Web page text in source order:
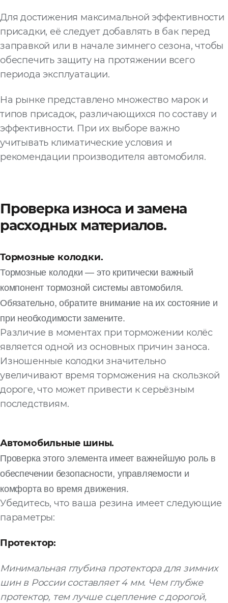
Для достижения максимальной эффективности
присадки, её следует добавлять в бак перед
заправкой или в начале зимнего сезона, чтобы
обеспечить защиту на протяжении всего
периода эксплуатации.
На рынке представлено множество марок и
типов присадок, различающихся по составу и
эффективности. При их выборе важно
учитывать климатические условия и
рекомендации производителя автомобиля.
Проверка износа и замена
расходных материалов.
Тормозные колодки.
Тормозные колодки — это критически важный
компонент тормозной системы автомобиля.
Обязательно, обратите внимание на их состояние и
при необходимости замените.
Различие в моментах при торможении колёс
является одной из основных причин заноса.
Изношенные колодки значительно
увеличивают время торможения на скользкой
дороге, что может привести к серьёзным
последствиям.
Автомобильные шины.
Проверка этого элемента имеет важнейшую роль в
обеспечении безопасности, управляемости и
комфорта во время движения.
Убедитесь, что ваша резина имеет следующие
параметры:
Протектор:
Минимальная глубина протектора для зимних
шин в России составляет 4 мм. Чем глубже
протектор, тем лучше сцепление с дорогой,